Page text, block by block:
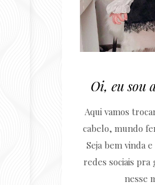
Oi, eu sou
Aqui vamos
cabelo, mundo
Seja bem vinda
redes sociais
nesse